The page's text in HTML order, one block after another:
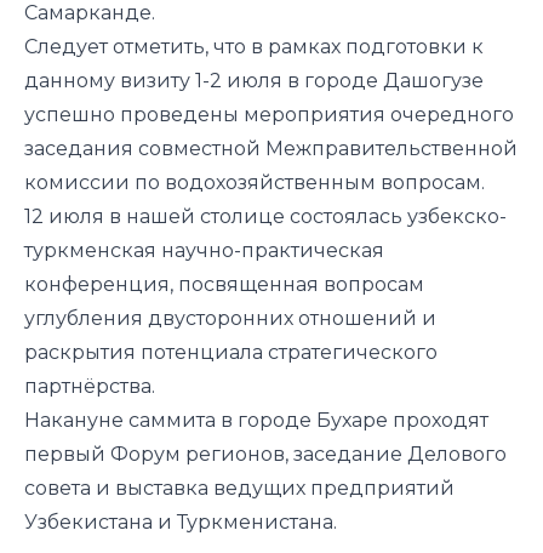
Самарканде.
Следует отметить, что в рамках подготовки к
данному визиту 1-2 июля в городе Дашогузе
успешно проведены мероприятия очередного
заседания совместной Межправительственной
комиссии по водохозяйственным вопросам.
12 июля в нашей столице состоялась узбекско-
туркменская научно-практическая
конференция, посвященная вопросам
углубления двусторонних отношений и
раскрытия потенциала стратегического
партнёрства.
Накануне саммита в городе Бухаре проходят
первый Форум регионов, заседание Делового
совета и выставка ведущих предприятий
Узбекистана и Туркменистана.